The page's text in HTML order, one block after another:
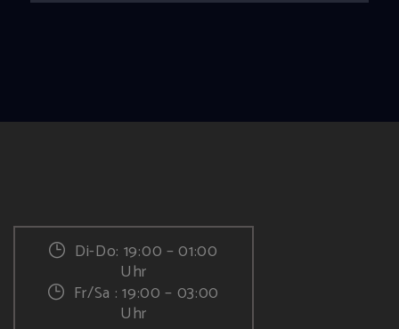
Di-Do: 19:00 – 01:00
Uhr
Fr/Sa : 19:00 – 03:00
Uhr